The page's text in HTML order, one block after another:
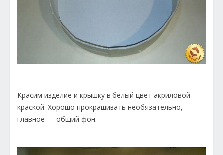
Красим изделие и крышку в белый цвет акриловой
краской. Хорошо прокрашивать необязательно,
главное — общий фон.